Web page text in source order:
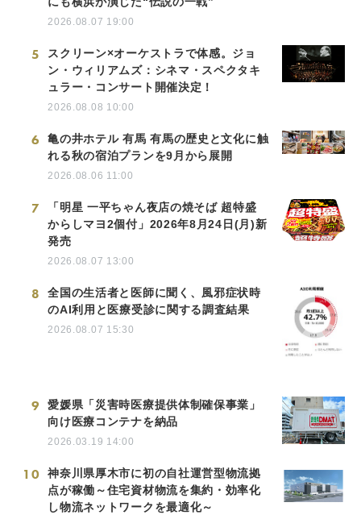
2026.08.07 19:00
5
スクリーン×オーケストラで体感。ジョ
ン・ウィリアムズ：シネマ・スペクタキ
ュラー・コンサート開催決定！
2026.08.08 10:00
6
亀の井ホテル 有馬 有馬の歴史と文化に触
れる秋の宿泊プランを9月から展開
2026.08.06 11:00
7
「明星 一平ちゃん夜店の焼そば 超特盛
からしマヨ2個付」2026年8月24日(月)新
発売
2026.08.07 13:00
8
全国の生活者と医師に聞く、風邪症状時
のAI利用と医療受診に関する調査結果
2026.08.07 15:30
9
愛媛県「災害時医療提供体制確保事業」
向け医療コンテナを納品
2026.03.19 14:00
10
神奈川県厚木市に初の自社運営型物流拠
点が稼働～住宅資材物流を集約・効率化
し物流ネットワークを最適化～